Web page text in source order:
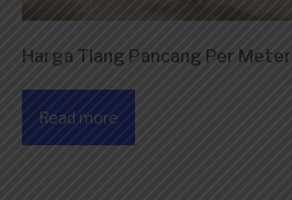
Harga Tiang Pancang Per Meter
Read more